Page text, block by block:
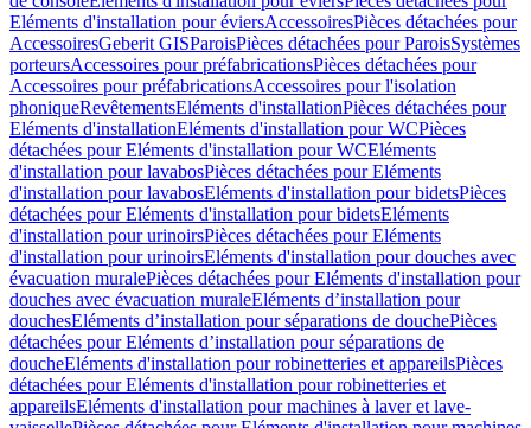
Eléments d'installation pour éviersAccessoiresPièces détachées pour
AccessoiresGeberit GISParoisPièces détachées pour ParoisSystèmes
porteursAccessoires pour préfabricationsPièces détachées pour
Accessoires pour préfabricationsAccessoires pour l'isolation
phoniqueRevêtementsEléments d'installationPièces détachées pour
Eléments d'installationEléments d'installation pour WCPièces
détachées pour Eléments d'installation pour WCEléments
d'installation pour lavabosPièces détachées pour Eléments
d'installation pour lavabosEléments d'installation pour bidetsPièces
détachées pour Eléments d'installation pour bidetsEléments
d'installation pour urinoirsPièces détachées pour Eléments
d'installation pour urinoirsEléments d'installation pour douches avec
évacuation muralePièces détachées pour Eléments d'installation pour
douches avec évacuation muraleEléments d’installation pour
douchesEléments d’installation pour séparations de douchePièces
détachées pour Eléments d’installation pour séparations de
doucheEléments d'installation pour robinetteries et appareilsPièces
détachées pour Eléments d'installation pour robinetteries et
appareilsEléments d'installation pour machines à laver et lave-